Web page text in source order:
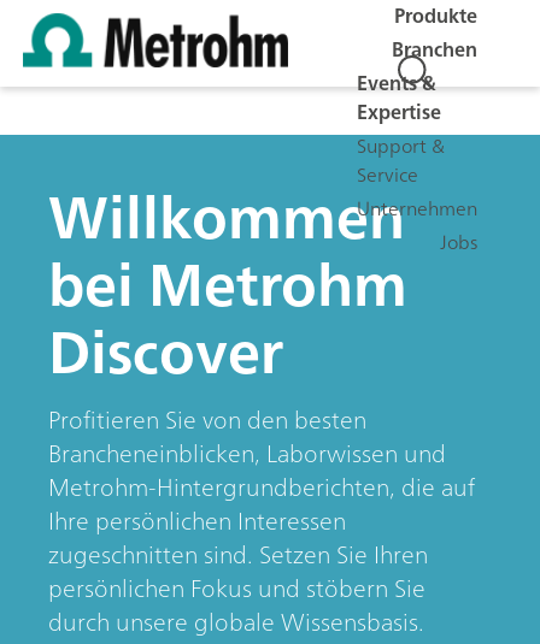
Produkte
Branchen
Events &
Expertise
Support &
Service
Unternehmen
Jobs
Willkommen
bei Metrohm
Discover
Profitieren Sie von den besten
Brancheneinblicken, Laborwissen und
Metrohm-Hintergrundberichten, die auf
Ihre persönlichen Interessen
zugeschnitten sind. Setzen Sie Ihren
persönlichen Fokus und stöbern Sie
durch unsere globale Wissensbasis.